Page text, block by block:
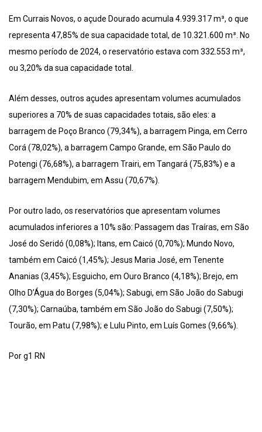
Em Currais Novos, o açude Dourado acumula 4.939.317 m³, o que
representa 47,85% de sua capacidade total, de 10.321.600 m³. No
mesmo período de 2024, o reservatório estava com 332.553 m³,
ou 3,20% da sua capacidade total.
Além desses, outros açudes apresentam volumes acumulados
superiores a 70% de suas capacidades totais, são eles: a
barragem de Poço Branco (79,34%), a barragem Pinga, em Cerro
Corá (78,02%), a barragem Campo Grande, em São Paulo do
Potengi (76,68%), a barragem Trairi, em Tangará (75,83%) e a
barragem Mendubim, em Assu (70,67%).
Por outro lado, os reservatórios que apresentam volumes
acumulados inferiores a 10% são: Passagem das Traíras, em São
José do Seridó (0,08%); Itans, em Caicó (0,70%); Mundo Novo,
também em Caicó (1,45%); Jesus Maria José, em Tenente
Ananias (3,45%); Esguicho, em Ouro Branco (4,18%); Brejo, em
Olho D’Água do Borges (5,04%); Sabugi, em São João do Sabugi
(7,30%); Carnaúba, também em São João do Sabugi (7,50%);
Tourão, em Patu (7,98%); e Lulu Pinto, em Luís Gomes (9,66%).
Por g1 RN